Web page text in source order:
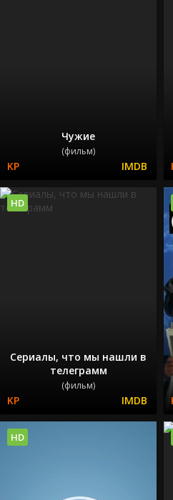
Чужие
(фильм)
Сериалы, что мы нашли в
телеграмм
(фильм)
HD
HD